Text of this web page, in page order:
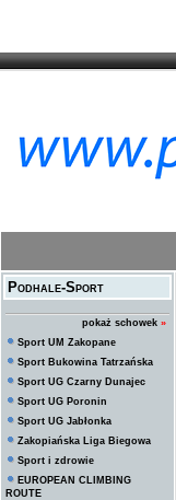
Podhale-Sport
pokaż schowek »
Sport UM Zakopane
Sport Bukowina Tatrzańska
Sport UG Czarny Dunajec
Sport UG Poronin
Sport UG Jabłonka
Zakopiańska Liga Biegowa
Sport i zdrowie
EUROPEAN CLIMBING
ROUTE